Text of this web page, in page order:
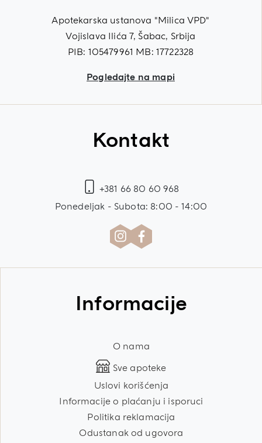
Apotekarska ustanova "Milica VPD"
Vojislava Ilića 7, Šabac, Srbija
PIB: 105479961 MB: 17722328
Pogledajte na mapi
Kontakt
+381 66 80 60 968
Ponedeljak - Subota: 8:00 - 14:00
Informacije
O nama
Sve apoteke
Uslovi korišćenja
Informacije o plaćanju i isporuci
Politika reklamacija
Odustanak od ugovora